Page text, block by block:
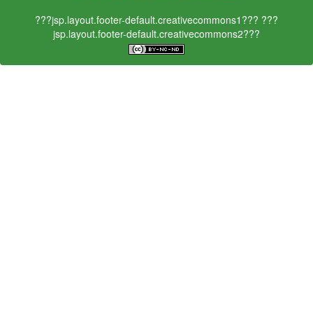
???jsp.layout.footer-default.creativecommons1??? ???
jsp.layout.footer-default.creativecommons2???